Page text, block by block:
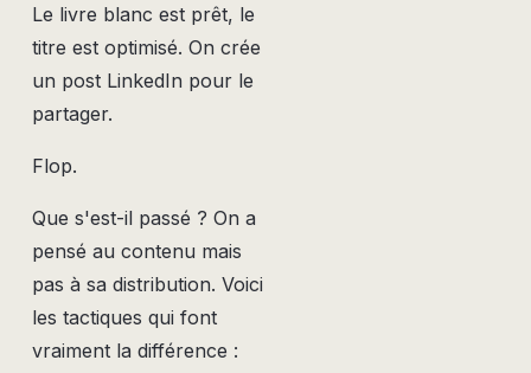
Le livre blanc est prêt, le
titre est optimisé. On crée
un post LinkedIn pour le
partager.
Flop.
Que s'est-il passé ? On a
pensé au contenu mais
pas à sa distribution. Voici
les tactiques qui font
vraiment la différence :